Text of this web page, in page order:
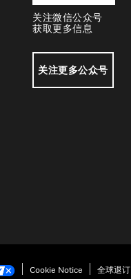
关注微信公众号
获取更多信息
关注更多公众号
Cookie Notice 全球退订